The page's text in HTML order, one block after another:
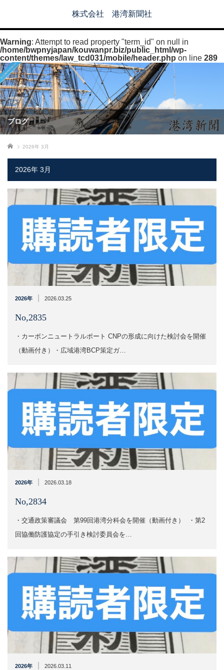
株式会社 港湾新聞社
Warning: Attempt to read property "term_id" on null in
/home/bwpnyjapan/kouwanpr.biz/public_html/wp-
content/themes/law_tcd031/mobile/header.php on line 289
ブログ
ホーム 2026年 3月
2026年 3月
2026年 2026.03.25
No,2835
・カーボンニュートラルポート CNPの形成に向けた検討会を開催
（動画付き）・広域港湾BCP策定ガ…
2026年 2026.03.18
No,2834
・交通政策審議会 第99回港湾分科会を開催（動画付き） ・第2
回協働防護協定の手引き検討委員会を…
2026年 2026.03.11